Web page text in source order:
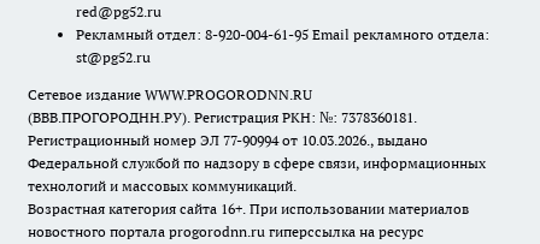
red@pg52.ru
Рекламный отдел: 8-920-004-61-95 Email рекламного отдела:
st@pg52.ru
Сетевое издание WWW.PROGORODNN.RU
(ВВВ.ПРОГОРОДНН.РУ). Регистрация РКН: №: 7378360181.
Регистрационный номер ЭЛ 77-90994 от 10.03.2026., выдано
Федеральной службой по надзору в сфере связи, информационных
технологий и массовых коммуникаций.
Возрастная категория сайта 16+. При использовании материалов
новостного портала progorodnn.ru гиперссылка на ресурс